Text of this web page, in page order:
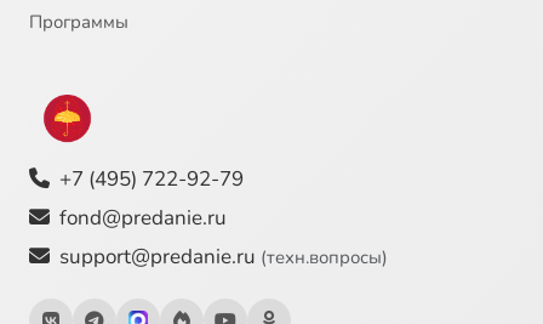
25
26
ДЕРЖАВИН ГАВРИИЛ РОМАНОВИЧ
28 КАРАМЗИН НИКОЛАЙ МИХАЙЛОВИЧ
Программы
+7 (495) 722-92-79
fond@predanie.ru
support@predanie.ru (техн.вопросы)